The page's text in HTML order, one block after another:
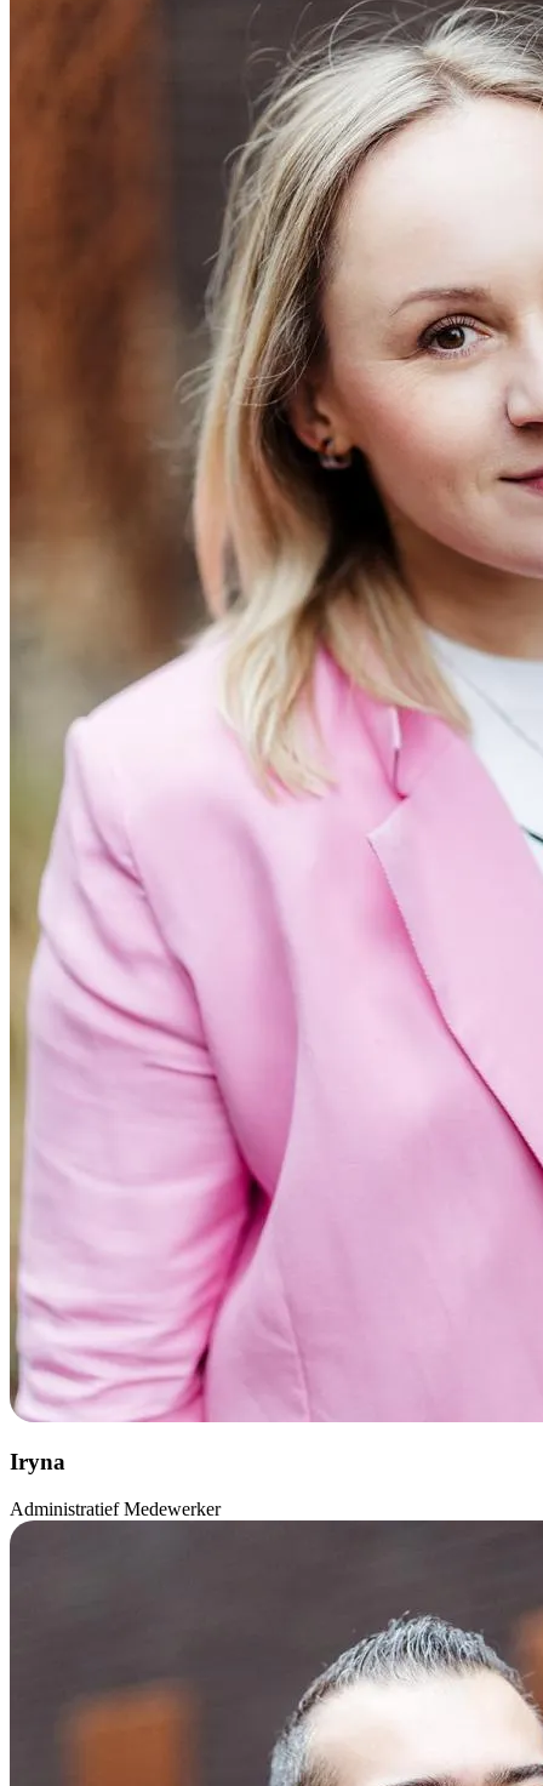
Iryna
Administratief Medewerker